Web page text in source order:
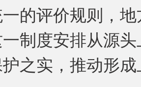
的评价规则，
制度安排从源
之实，推动形